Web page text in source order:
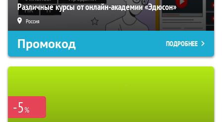
Различные курсы от онлайн-академии «Эдюсон»
Россия
Промокод ПОДРОБНЕЕ
-5%